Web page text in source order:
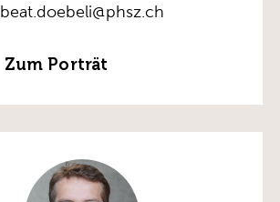
beat.doebeli@phsz.ch
Zum Porträt